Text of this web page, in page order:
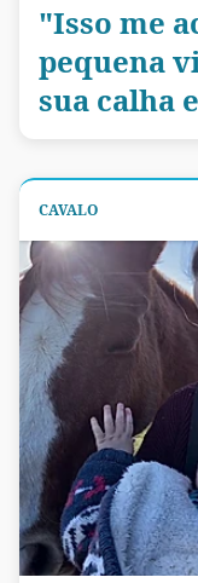
"Isso me
pequena
sua calha
CAVALO